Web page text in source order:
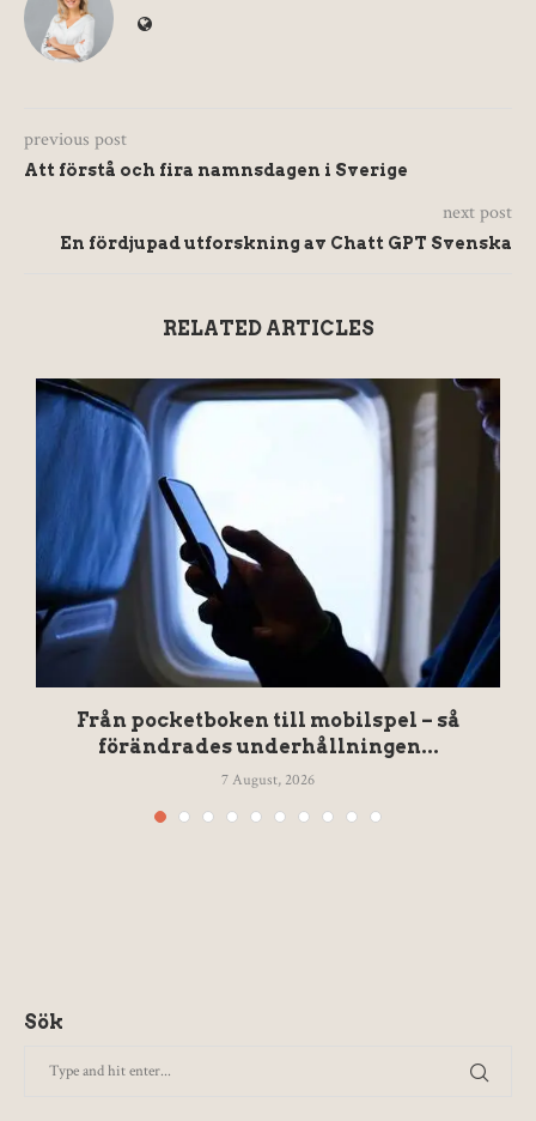
previous post
Att förstå och fira namnsdagen i Sverige
next post
En fördjupad utforskning av Chatt GPT Svenska
RELATED ARTICLES
Från pocketboken till mobilspel – så
förändrades underhållningen...
7 August, 2026
Sök